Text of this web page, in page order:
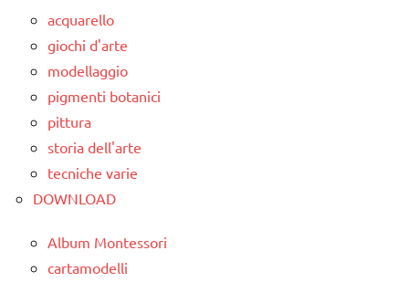
didattico
TUTTI GLI
ARGOMENTI
PER ETA'
TUTTI GLI
ARTICOLI
MATEMATICA
misure
TUTTI GLI
ARGOMENTI
PER ETA'
TUTTI GLI
ARTICOLI
acquarello
giochi d'arte
modellaggio
pigmenti botanici
pittura
storia dell'arte
tecniche varie
DOWNLOAD
Album Montessori
cartamodelli